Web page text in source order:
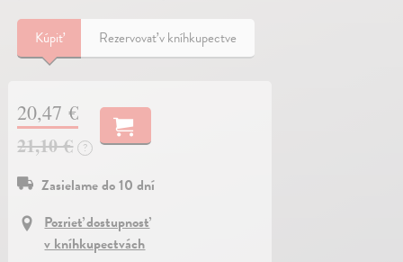
Kúpiť Rezervovať v kníhkupectve
20,47 €
21,10 €
?
Zasielame do 10 dní
Pozrieť dostupnosť
v kníhkupectvách